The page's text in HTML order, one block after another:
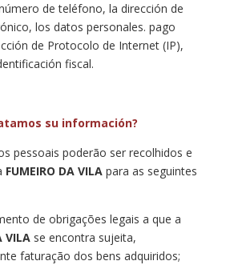
de teléfono, la dirección de
los datos personales. pago
de Protocolo de Internet (IP),
fiscal.
su información?
pessoais poderão ser recolhidos e
FUMEIRO DA VILA para as seguintes
de obrigações legais a que a
VILA se encontra sujeita,
faturação dos bens adquiridos;